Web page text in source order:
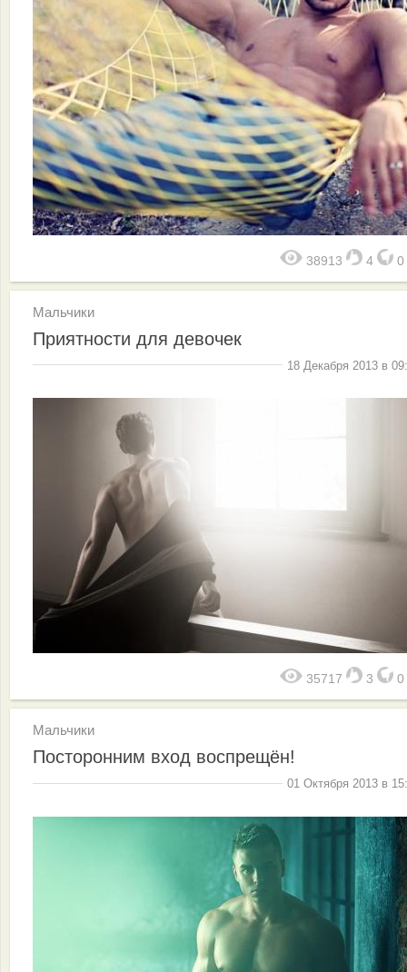
38913 4 0
Мальчики
Приятности для девочек
18 Декабря 2013 в
35717 3 0
Мальчики
Посторонним вход воспрещён!
01 Октября 2013 в